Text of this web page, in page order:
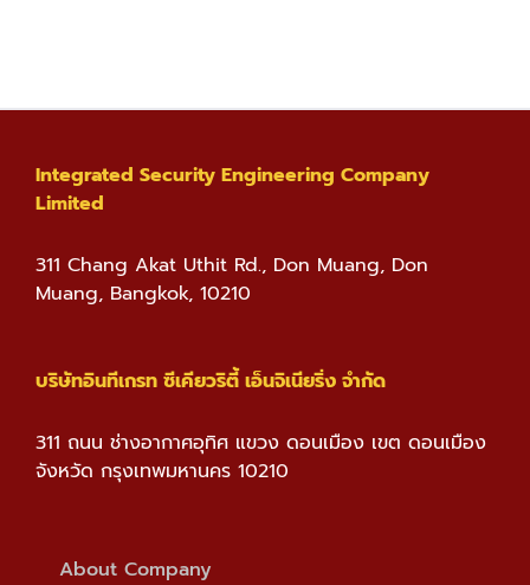
Integrated Security Engineering Company
Limited
311 Chang Akat Uthit Rd., Don Muang, Don
Muang, Bangkok, 10210
บริษัทอินทีเกรท ซีเคียวริตี้ เอ็นจิเนียริ่ง จำกัด
311 ถนน ช่างอากาศอุทิศ แขวง ดอนเมือง เขต ดอนเมือง
จังหวัด กรุงเทพมหานคร 10210
About Company